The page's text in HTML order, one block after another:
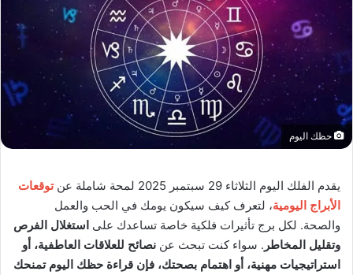
حظك اليوم
يقدم الفلك اليوم الثلاثاء 29 سبتمبر 2025 لمحة شاملة عن
توقعات
الأبراج اليومية، لتعرف كيف سيكون يومك في الحب والعمل
والصحة. لكل برج تأثيرات فلكية خاصة تساعدك على استغلال الفرص
وتقليل المخاطر . سواء كنت تبحث عن نصائح للعلاقات العاطفية، أو
استراتيجيات مهنية، أو اهتمام بصحتك، فإن قراءة حظك اليوم تمنحك